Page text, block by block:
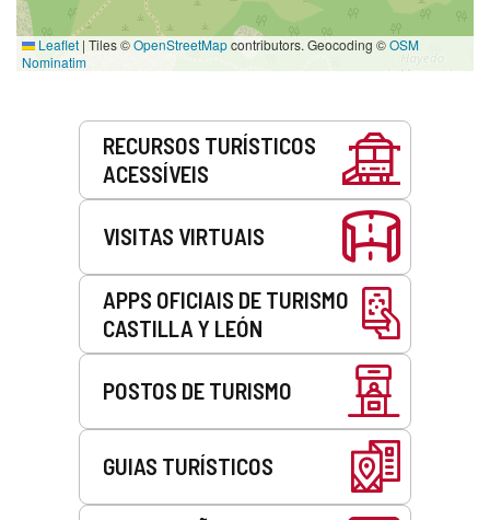
Leaflet | Tiles ©OpenStreetMapcontributors. Geocoding ©OSM
Nominatim
RECURSOS TURÍSTICOS
ACESSÍVEIS
VISITAS VIRTUAIS
APPS OFICIAIS DE TURISMO
CASTILLA Y LEÓN
POSTOS DE TURISMO
GUIAS TURÍSTICOS